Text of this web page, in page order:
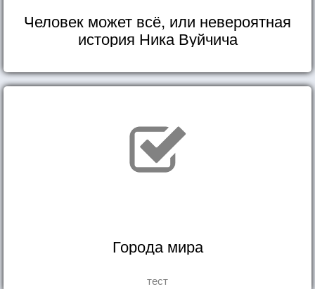
Человек может всё, или невероятная
история Ника Вуйчича
Города мира
тест